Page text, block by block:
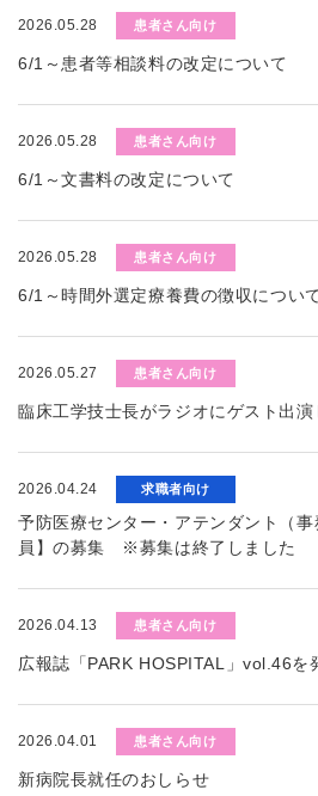
2026.05.28 患者さん向け
6/1～患者等相談料の改定について
2026.05.28 患者さん向け
6/1～文書料の改定について
2026.05.28 患者さん向け
6/1～時間外選定療養費の徴収につい
2026.05.27 患者さん向け
臨床工学技士長がラジオにゲスト出演
2026.04.24 求職者向け
予防医療センター・アテンダント（
員】の募集 ※募集は終了しました
2026.04.13 患者さん向け
広報誌「PARK HOSPITAL」vol.46を
2026.04.01 患者さん向け
新病院長就任のおしらせ